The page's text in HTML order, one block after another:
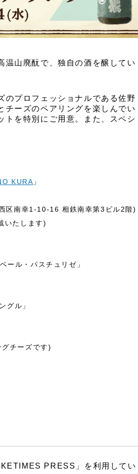
温山廃酛で、独自の酒を醸してい
のプロフェッショナルである佐野
チーズのペアリングを楽しんでい
トを特別にご用意。また、スペシ
KURA 」
区南幸1-10-16 相鉄南幸第3ビル2階)
いたします)
ール・パスチュリゼ」
グル」
チーズです)
PRESS」を利用してい